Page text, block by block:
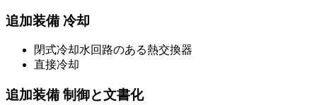
追加装備 冷却
閉式冷却水回路のある熱交換器
直接冷却
追加装備 制御と文書化